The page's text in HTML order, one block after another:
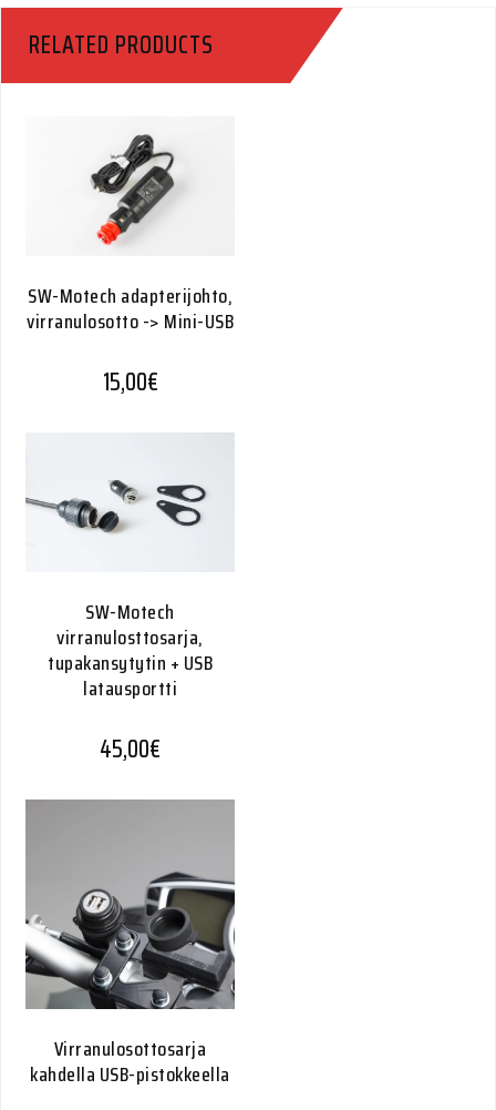
RELATED PRODUCTS
SW-Motech adapterijohto,
virranulosotto -> Mini-USB
15,00€
SW-Motech
virranulosttosarja,
tupakansytytin + USB
latausportti
45,00€
Virranulosottosarja
kahdella USB-pistokkeella